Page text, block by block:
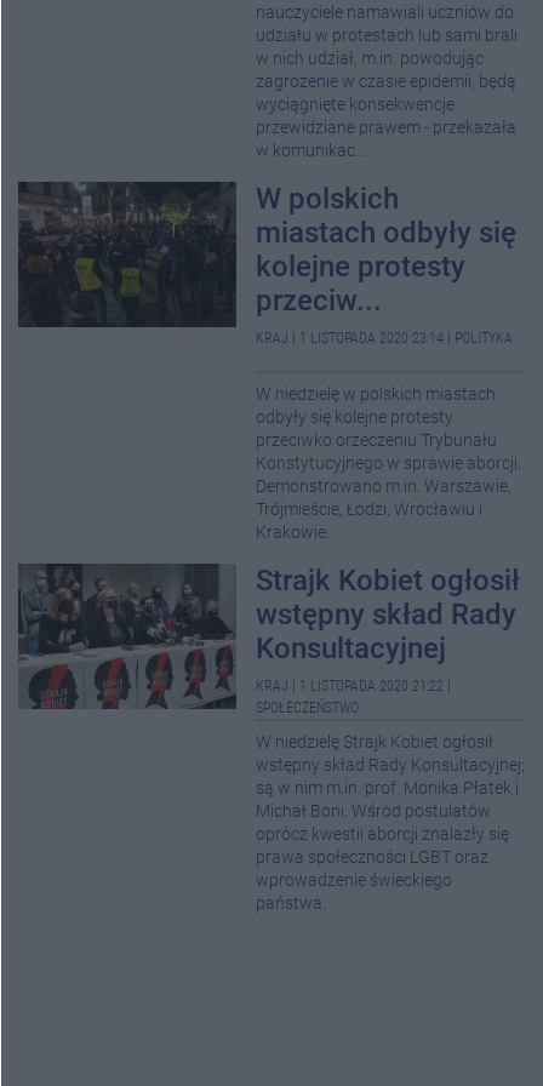
nauczyciele namawiali uczniów do
udziału w protestach lub sami brali
w nich udział, m.in. powodując
zagrożenie w czasie epidemii, będą
wyciągnięte konsekwencje
przewidziane prawem - przekazała
w komunikac...
W polskich
miastach odbyły się
kolejne protesty
przeciw...
KRAJ 1 LISTOPADA 2020 23:14 POLITYKA
W niedzielę w polskich miastach
odbyły się kolejne protesty
przeciwko orzeczeniu Trybunału
Konstytucyjnego w sprawie aborcji.
Demonstrowano m.in. Warszawie,
Trójmieście, Łodzi, Wrocławiu i
Krakowie.
Strajk Kobiet ogłosił
wstępny skład Rady
Konsultacyjnej
KRAJ 1 LISTOPADA 2020 21:22
SPOŁECZEŃSTWO
W niedzielę Strajk Kobiet ogłosił
wstępny skład Rady Konsultacyjnej;
są w nim m.in. prof. Monika Płatek i
Michał Boni. Wśród postulatów
oprócz kwestii aborcji znalazły się
prawa społeczności LGBT oraz
wprowadzenie świeckiego
państwa.